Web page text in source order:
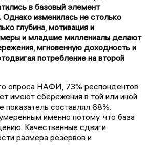
в базовый элемент
Однако изменилась не столько
глубина, мотивация и
и младшие миллениалы делают
мгновенную доходность и
потребление на второй
опроса НАФИ, 73% респондентов
имеют сбережения в той или иной
составлял 68%.
именно потому, что база
Качественные сдвиги
размера резервов и